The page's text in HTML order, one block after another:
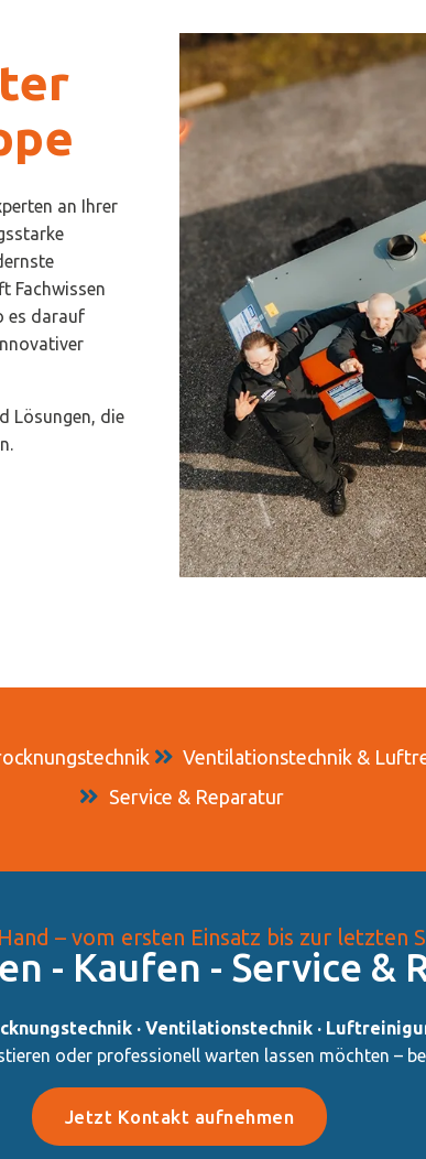
an Ihrer
Fachwissen
es darauf
Lösungen, die
Ventilationstechnik &
Service & Reparatur
– vom ersten Einsatz bis zur letzten
- Kaufen - Service &
· Ventilationstechnik ·
oder professionell warten lassen möchten –
Jetzt Kontakt aufnehmen